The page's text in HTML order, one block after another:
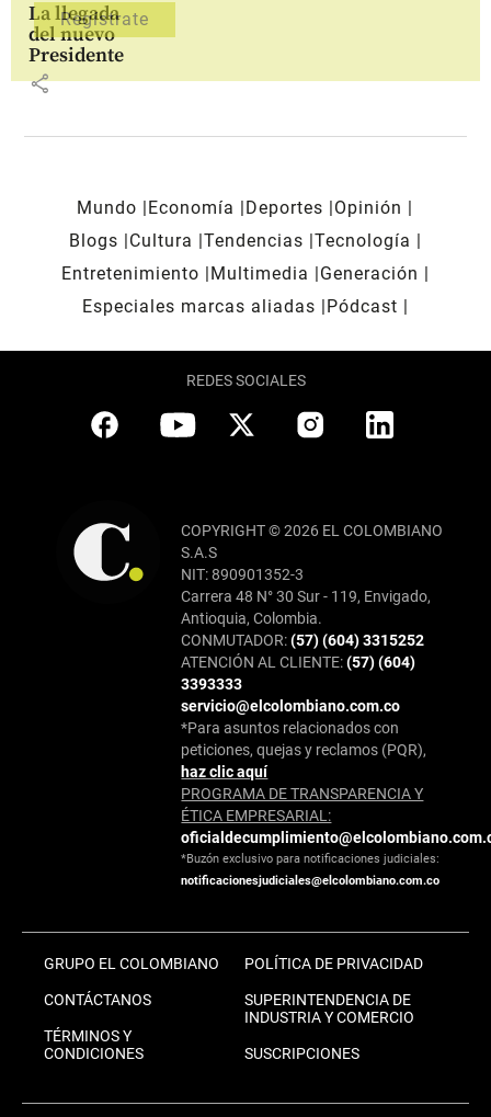
La llegada
del nuevo
Presidente
share
Mundo Economía Deportes
Opinión
Blogs
Cultura Tendencias Tecnología
Entretenimiento
Multimedia
Generación
Especiales marcas aliadas
Pódcast
REDES SOCIALES
COPYRIGHT © 2026 EL COLOMBIANO
S.A.S
NIT: 890901352-3
Carrera 48 N° 30 Sur - 119, Envigado,
Antioquia, Colombia.
CONMUTADOR:(57) (604) 3315252
ATENCIÓN AL CLIENTE:(57) (604)
3393333
servicio@elcolombiano.com.co
*Para asuntos relacionados con
peticiones, quejas y reclamos (PQR),
haz clic aquí
PROGRAMA DE TRANSPARENCIA Y
ÉTICA EMPRESARIAL:
*Buzón exclusivo para notificaciones judiciales:
notificacionesjudiciales@elcolombiano.com.co
GRUPO EL COLOMBIANO
CONTÁCTANOS
TÉRMINOS Y
CONDICIONES
POLÍTICA DE PRIVACIDAD
SUPERINTENDENCIA DE
INDUSTRIA Y COMERCIO
SUSCRIPCIONES